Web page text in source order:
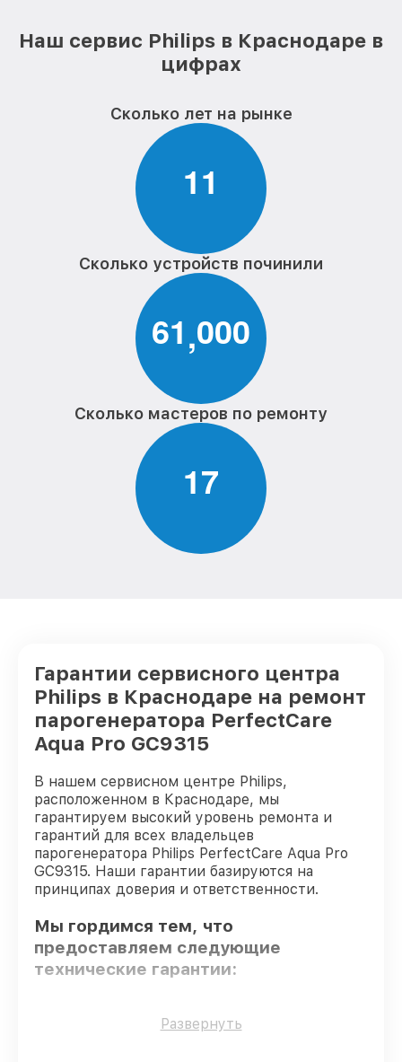
Наш сервис Philips в Краснодаре в
цифрах
Сколько лет на рынке
11
Сколько устройств починили
61,000
Сколько мастеров по ремонту
17
Гарантии сервисного центра
Philips в Краснодаре на ремонт
парогенератора PerfectCare
Aqua Pro GC9315
В нашем сервисном центре Philips,
расположенном в Краснодаре, мы
гарантируем высокий уровень ремонта и
гарантий для всех владельцев
парогенератора Philips PerfectCare Aqua Pro
GC9315. Наши гарантии базируются на
принципах доверия и ответственности.
Мы гордимся тем, что
предоставляем следующие
технические гарантии:
Использование оригинальных
Развернуть